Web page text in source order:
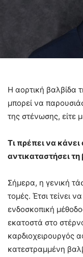
Η αορτική βαλβίδα
μπορεί να
της στένωσης, είτε
Τι πρέπει να
αντικαταστήσει τη
Σήμερα, η γενική
τομές. Έτσι τείνει
ενδοσκοπική
εκατοστά στο
καρδιοχειρουργός
κατεστραμμένη